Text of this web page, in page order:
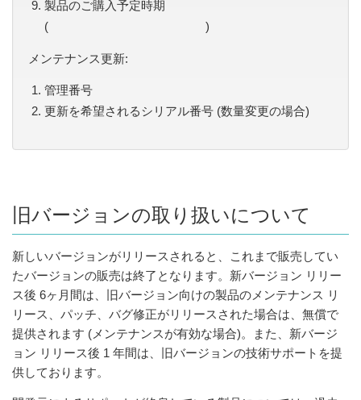
製品のご購入予定時期
( )
メンテナンス更新:
管理番号
更新を希望されるシリアル番号 (数量変更の場合)
旧バージョンの取り扱いについて
新しいバージョンがリリースされると、これまで販売してい
たバージョンの販売は終了となります。新バージョン リリー
ス後 6ヶ月間は、旧バージョン向けの製品のメンテナンス リ
リース、パッチ、バグ修正がリリースされた場合は、無償で
提供されます (メンテナンスが有効な場合)。また、新バージ
ョン リリース後 1 年間は、旧バージョンの技術サポートを提
供しております。